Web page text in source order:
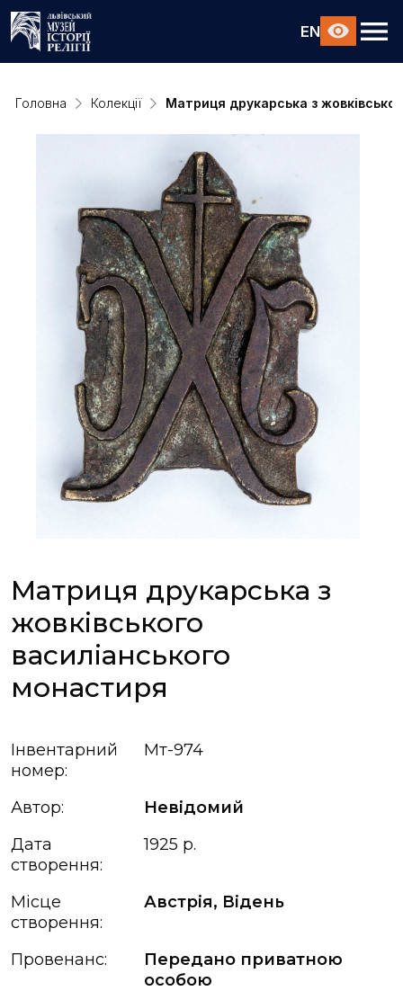
EN
Головна Колекції Матриця друкарська з
Матриця друкарська з
жовківського
василіанського
монастиря
Інвентарний
номер:
Мт-974
Автор:
Невідомий
Дата
створення:
1925 р.
Місце
створення:
Австрія, Відень
Провенанс:
Передано приватною
особою